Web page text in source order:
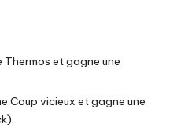
Thermos et gagne une
Coup vicieux et gagne une